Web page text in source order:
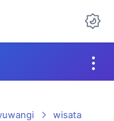
wisata